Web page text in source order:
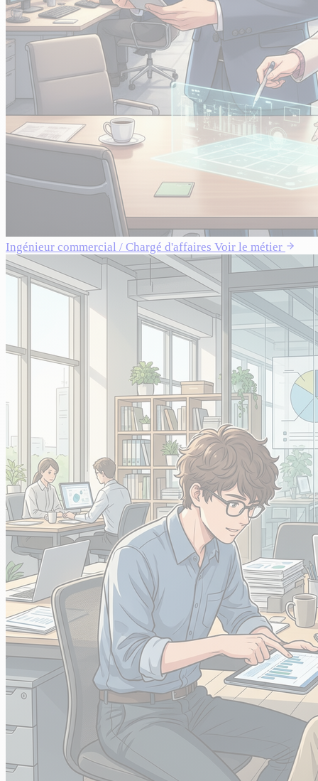
Ingénieur commercial / Chargé d'affaires Voir le métier